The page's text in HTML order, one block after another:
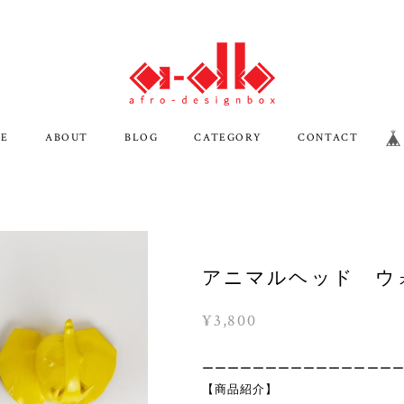
ABOUT BLOG CATEGORY CONTACT
アニマルヘッド ウ
¥3,800
ーーーーーーーーーーーーーーー
【商品紹介】